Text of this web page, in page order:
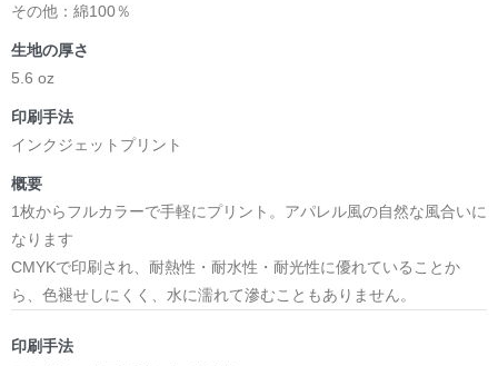
その他：綿100％
生地の厚さ
5.6 oz
印刷手法
インクジェットプリント
概要
1枚からフルカラーで手軽にプリント。アパレル風の自然な風合いに
なります
CMYKで印刷され、耐熱性・耐水性・耐光性に優れていることか
ら、色褪せしにくく、水に濡れて滲むこともありません。
印刷手法